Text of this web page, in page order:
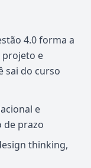
4.0 forma a
projeto e
sai do curso
e
de prazo
thinking,